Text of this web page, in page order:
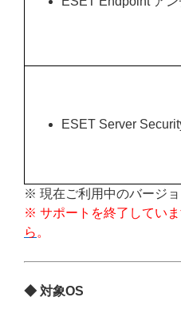
ESET Server
※ 現在ご利用中のバージ
※ サポートを終了してい
ら 。
◆ 対象OS